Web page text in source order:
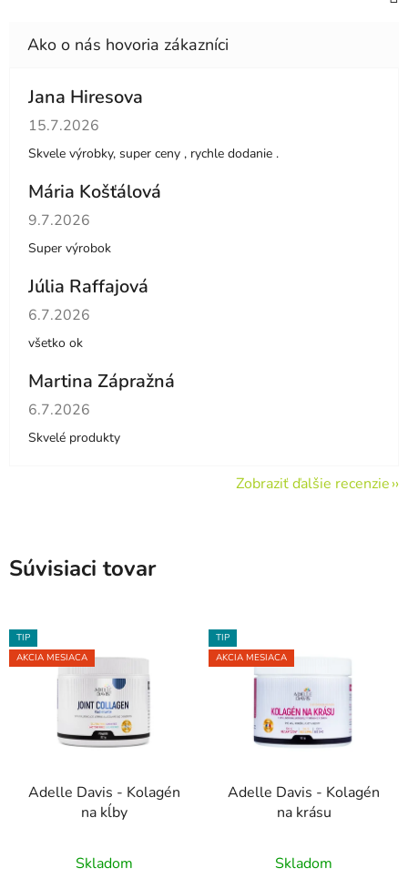
Jana Hiresova
Hodnotenie obchodu je 5 z 5 hviezdičiek.
15.7.2026
Skvele výrobky, super ceny , rychle dodanie .
Mária Košťálová
Hodnotenie obchodu je 5 z 5 hviezdičiek.
9.7.2026
Super výrobok
Júlia Raffajová
Hodnotenie obchodu je 5 z 5 hviezdičiek.
6.7.2026
všetko ok
Martina Zápražná
Hodnotenie obchodu je 5 z 5 hviezdičiek.
6.7.2026
Skvelé produkty
Zobraziť ďalšie recenzie
Súvisiaci tovar
TIP
AKCIA MESIACA
Adelle Davis - Kolagén
na kĺby
hodnotenie
Skladom
TIP
AKCIA MESIACA
Adelle Davis - Kolagén
na krásu
hodnotenie
Skladom